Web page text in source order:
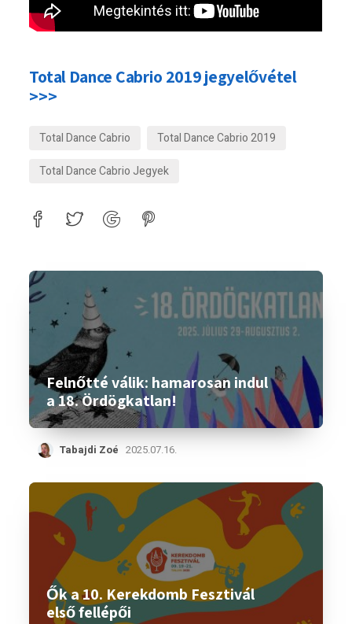
Total Dance Cabrio 2019 jegyelővétel
>>>
Total Dance Cabrio
Total Dance Cabrio 2019
Total Dance Cabrio Jegyek
Felnőtté válik: hamarosan indul
a 18. Ördögkatlan!
Tabajdi Zoé 2025.07.16.
Ők a 10. Kerekdomb Fesztivál
első fellépői